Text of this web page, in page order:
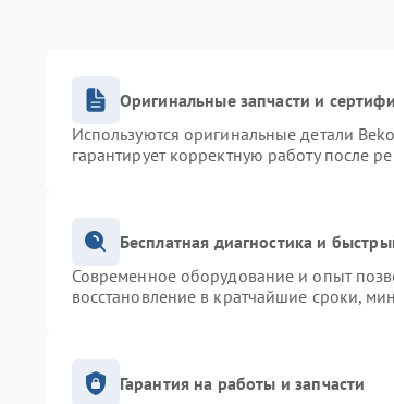
Оригинальные запчасти и
Используются оригинальные детали
гарантирует корректную работу после
Бесплатная диагностика и
Современное оборудование и опыт
восстановление в кратчайшие сроки,
Гарантия на работы и запчасти